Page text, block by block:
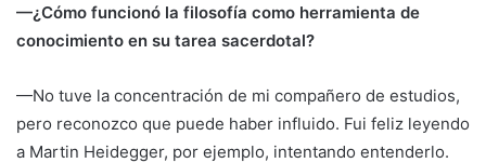
—¿Cómo funcionó la filosofía como herramienta de
conocimiento en su tarea sacerdotal?
—No tuve la concentración de mi compañero de estudios,
pero reconozco que puede haber influido. Fui feliz leyendo
a Martin Heidegger, por ejemplo, intentando entenderlo.